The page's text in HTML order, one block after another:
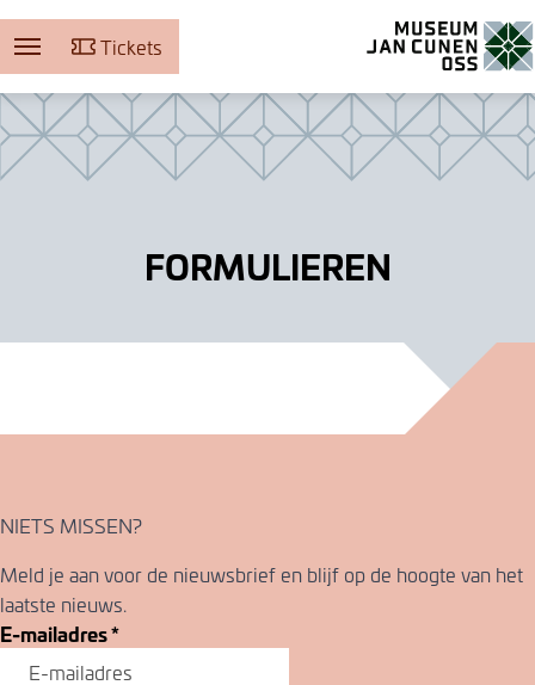
Tickets
FORMULIEREN
NIETS MISSEN?
Meld je aan voor de nieuwsbrief en blijf op de hoogte van het
laatste nieuws.
E-mailadres*